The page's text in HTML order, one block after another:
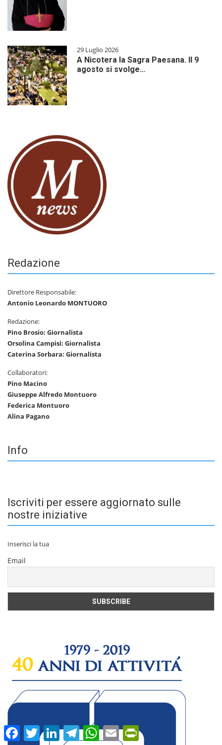
FacebookTwitterLinkedInTelegramWhatsApp
Email PrintFriendly
29 Luglio 2026
A Nicotera la Sagra Paesana. Il 9
agosto si svolge…
Redazione
Direttore Responsabile:
Antonio Leonardo MONTUORO
Redazione:
Pino Brosio: Giornalista
Orsolina Campisi: Giornalista
Caterina Sorbara: Giornalista
Collaboratori:
Pino Macino
Giuseppe Alfredo Montuoro
Federica Montuoro
Alina Pagano
Info
Iscriviti per essere aggiornato sulle
nostre iniziative
Inserisci la tua
Email